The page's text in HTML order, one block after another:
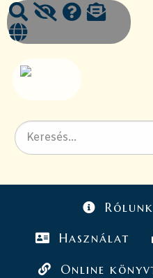
Rólunk
Használat
Online